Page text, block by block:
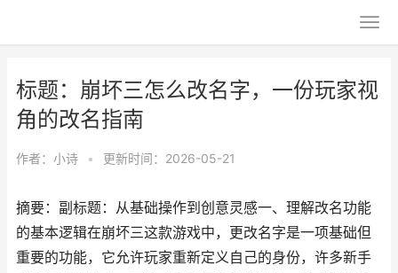
标题：崩坏三怎么改名字，一份玩家视
角的改名指南
作者： 小诗 • 更新时间：2026-05-21
摘要：副标题：从基础操作到创意灵感一、理解改名功能
的基本逻辑在崩坏三这款游戏中，更改名字是一项基础但
重要的功能，它允许玩家重新定义自己的身份，许多新手